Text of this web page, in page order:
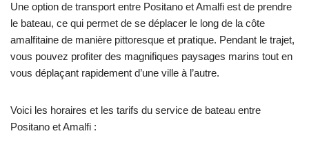
Une option de transport entre Positano et Amalfi est de prendre
le bateau, ce qui permet de se déplacer le long de la côte
amalfitaine de manière pittoresque et pratique. Pendant le trajet,
vous pouvez profiter des magnifiques paysages marins tout en
vous déplaçant rapidement d’une ville à l’autre.
Voici les horaires et les tarifs du service de bateau entre
Positano et Amalfi :